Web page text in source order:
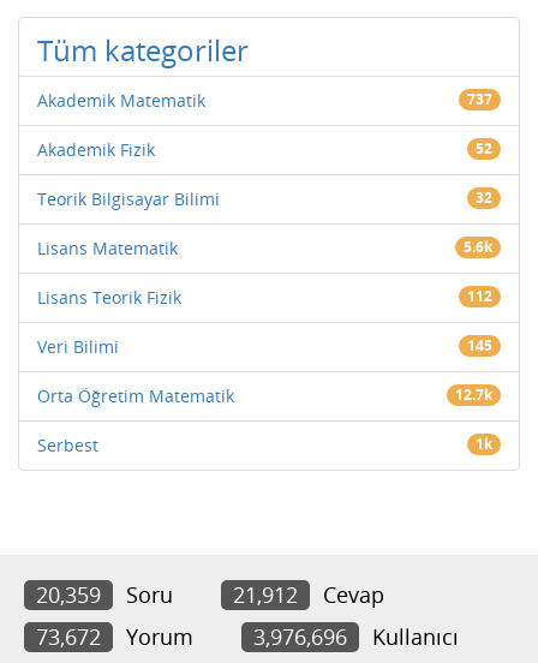
Tüm kategoriler
Akademik Matematik 737
Akademik Fizik 52
Teorik Bilgisayar Bilimi 32
Lisans Matematik 5.6k
Lisans Teorik Fizik 112
Veri Bilimi 145
Orta Öğretim Matematik 12.7k
Serbest 1k
20,359 Soru 21,912
Cevap
73,672
Yorum 3,976,696 Kullanıcı